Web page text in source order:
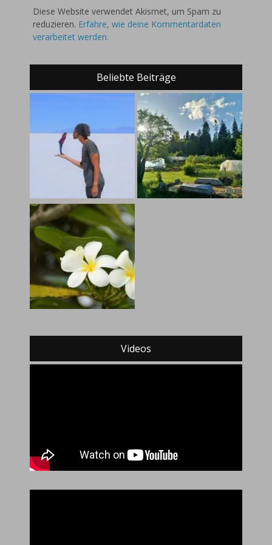
Diese Website verwendet Akismet, um Spam zu
reduzieren. Erfahre, wie deine Kommentardaten
verarbeitet werden.
Beliebte Beiträge
Videos